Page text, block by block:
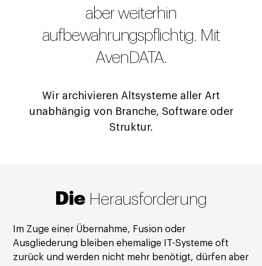
aber weiterhin
aufbewahrungspflichtig. Mit
AvenDATA.
Wir archivieren Altsysteme aller Art
unabhängig von Branche, Software oder
Struktur.
Die Herausforderung
Im Zuge einer Übernahme, Fusion oder
Ausgliederung bleiben ehemalige IT-Systeme oft
zurück und werden nicht mehr benötigt, dürfen aber